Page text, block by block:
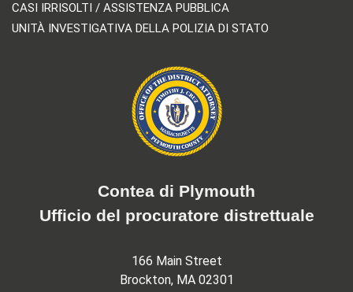
CASI IRRISOLTI / ASSISTENZA PUBBLICA
UNITÀ INVESTIGATIVA DELLA POLIZIA DI STATO
Contea di Plymouth
Ufficio del procuratore distrettuale
166 Main Street
Brockton, MA 02301